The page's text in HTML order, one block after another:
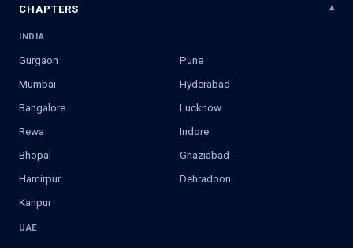
CHAPTERS
INDIA
Gurgaon
Pune
Mumbai
Hyderabad
Bangalore
Lucknow
Rewa
Indore
Bhopal
Ghaziabad
Hamirpur
Dehradoon
Kanpur
UAE